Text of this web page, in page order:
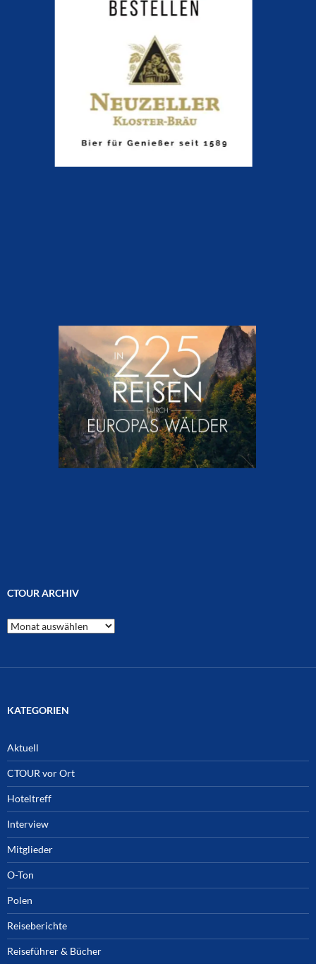
CTOUR ARCHIV
CTOUR
Archiv
KATEGORIEN
Aktuell
CTOUR vor Ort
Hoteltreff
Interview
Mitglieder
O-Ton
Polen
Reiseberichte
Reiseführer & Bücher